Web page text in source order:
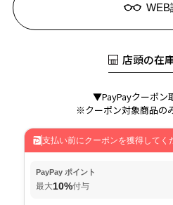
WEB
店頭の在
▼PayPayクーポン
※クーポン対象商品の